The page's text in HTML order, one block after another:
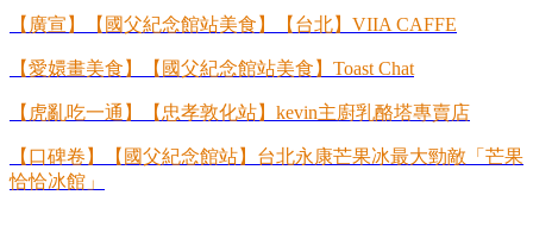
【廣宣】【國父紀念館站美食】【台北】 VIIA CAFFE
【愛嬛畫美食】【國父紀念館站美食】 Toast Chat
【虎亂吃一通】【忠孝敦化站】 kevin主廚乳酪塔專賣店
【口碑卷】【國父紀念館站】台北永康芒果冰最大勁敵「芒果
恰恰冰館」